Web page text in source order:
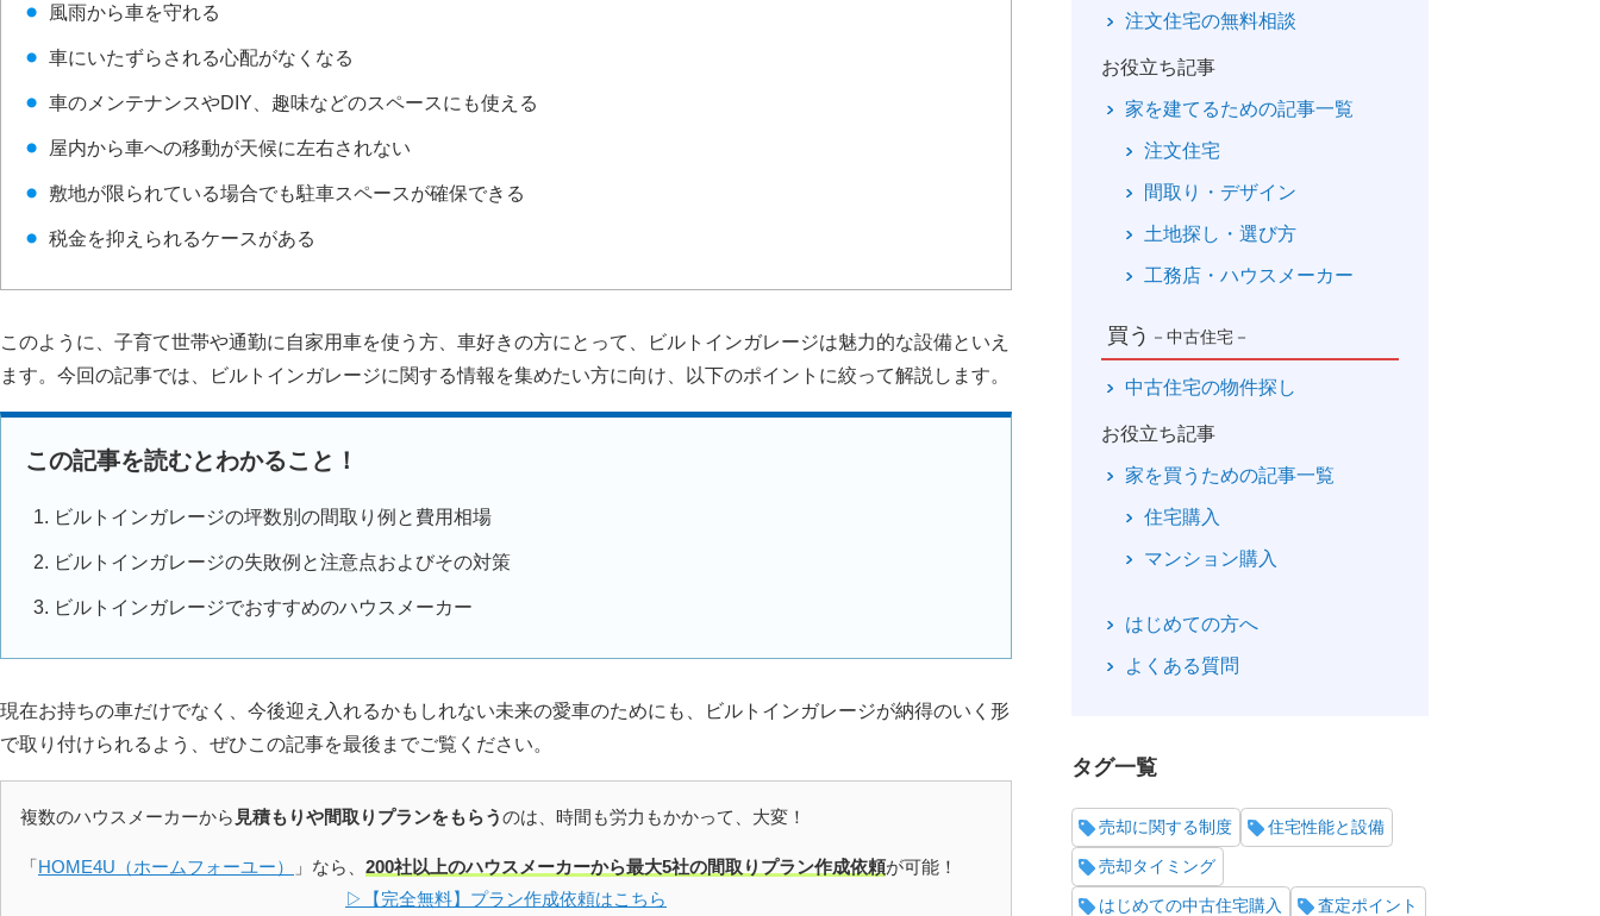
風雨から車を守れる
車にいたずらされる心配がなくなる
車のメンテナンスやDIY、趣味などのスペースにも使える
屋内から車への移動が天候に左右されない
敷地が限られている場合でも駐車スペースが確保できる
税金を抑えられるケースがある
このように、子育て世帯や通勤に自家用車を使う方、車好きの方にとって、ビルトインガレージは魅力的な設備といえ
ます。今回の記事では、ビルトインガレージに関する情報を集めたい方に向け、以下のポイントに絞って解説します。
この記事を読むとわかること！
ビルトインガレージの坪数別の間取り例と費用相場
ビルトインガレージの失敗例と注意点およびその対策
ビルトインガレージでおすすめのハウスメーカー
現在お持ちの車だけでなく、今後迎え入れるかもしれない未来の愛車のためにも、ビルトインガレージが納得のいく形
で取り付けられるよう、ぜひこの記事を最後までご覧ください。
複数のハウスメーカーから 見積もりや間取りプランをもらうのは、時間も労力もかかって、大変！
「HOME4U（ホームフォーユー） 」なら、 200社以上のハウスメーカーから最大5社の間取りプラン作成依頼が可能！
▷【完全無料】プラン作成依頼はこちら
注文住宅の無料相談
お役立ち記事
家を建てるための記事一覧
注文住宅
間取り・デザイン
土地探し・選び方
工務店・ハウスメーカー
買う －中古住宅－
中古住宅の物件探し
お役立ち記事
家を買うための記事一覧
住宅購入
マンション購入
はじめての方へ
よくある質問
タグ一覧
売却に関する制度 住宅性能と設備
売却タイミング
はじめての中古住宅購入 査定ポイント